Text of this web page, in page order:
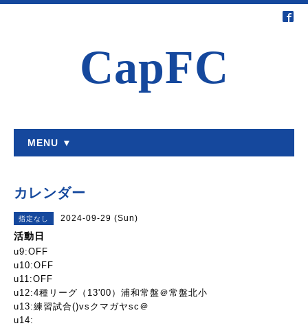
CapFC
MENU ▼
カレンダー
指定なし 2024-09-29 (Sun)
活動日
u9:OFF
u10:OFF
u11:OFF
u12:4種リーグ（13'00）浦和常盤＠常盤北小
u13:練習試合()vsクマガヤsc＠
u14: